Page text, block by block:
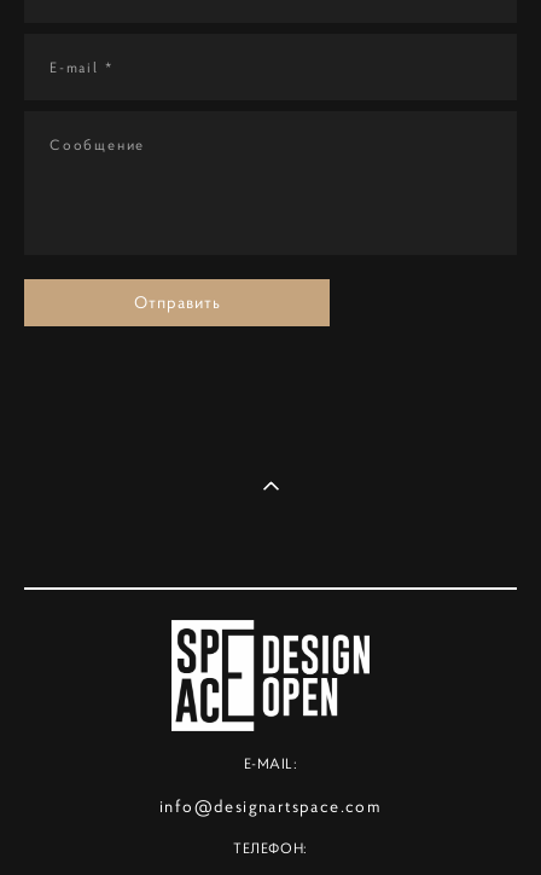
E-mail *
Сообщение
Отправить
E-MAIL:
info@designartspace.com
ТЕЛЕФОН: